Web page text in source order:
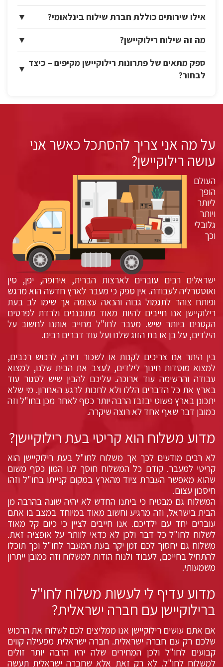
אילו שירותים כוללת חברת שילוח בינלאומי?
▼
מה זה שילוח רילוקיישן?
▼
ספק מתאים של פתרונות רילוקיישן מקיפים – כיצד
לבחור?
▼
על מה אני צריך להסתכל כאשר אני
עושה רילוקיישן?
העולם
הופך
ליותר
ויותר
גלובלי
וכך
ישראלים רבים עוברים לארצות הברית, אירופה, יפן, סין
ואוסטרליה לעבודה. אין ספק כי מעבר לארץ חדשה הוא מרגש
ופותח צוהר לתגמול גבוה והנאה עצומה אך שימו לב בעת
רילוקיישן אנו חייבים להיות מאוד מתוכננים ולרדת לפרטים
הקטנים ביותר שיש. מעבר לחו"ל מחייב אותנו לחשוב על
הילדים, על בן או בת הזוג שלנו ועל עוד דברים רבים.
בין היתר אנו צריכים לקנות או לשכור דירה, לרכוש רכבים,
למצוא מוסדות חינוך לילדים, לעצב את הבית שלנו, למצוא
עבודה והרשימה עוד ארוכה. עליכם להבין שיש לסגור עוד
בארץ את כל הדברים הללו ולא לחכות לרגע האחרון. מי שלא
יתכונן בארץ פשוט יבזבז הרבה יותר כסף לאחר מכן בחו"ל וזה
כמובן דבר שאף אחד לא רוצה שיקרה.
מדוע משלוח הוא קריטי בעת רילוקיישן?
לא רבים מודעים לכך אך משלוח לחו"ל בעת רילוקיישן הוא
קריטי למעבר. קודם כל המשלוח חוסך לנו המון כסף משום
שהוא מאפשר העברת ציוד מהארץ במקום קנייתו בחו"ל וזהו
חיסכון עצום.
המשלוח גם מבטיח כי ביתנו החדש לא יהיה שונה בהרבה מן
הבית בישראל, וזה מרגיע וחשוב מאוד במיוחד במצב בו אתם
עוברים יחד עם ילדיכם. אנו חייבים לציין כי כיום קל מאוד
לשלוח לחו"ל כל דבר ולכן לא כדאי לוותר על אופציה זאת.
משלוח גם יחסוך לכם זמן יקר בעת המעבר לחו"ל וכך תוכלו
להתחיל בחייכם, לעבוד ולנוח הודות למשלוח וזה כמובן ייתרון
משמעותי.
מדוע עדיף לי לעשות משלוח לחו"ל
ברילוקיישן עם חברה ישראלית?
אם אתם עושים רילוקיישן אנו ממליצים לכם לשלוח את הרכוש
שלכם רק עם חברה ישראלית. חברה ישראלית מפעילה קווים
קבועים לחו"ל ולכן המחירים שלה יהיו הרבה יותר זולים
למשלוח לחו"ל. לא רק זאת אלא שחברה ישראלית תעשה